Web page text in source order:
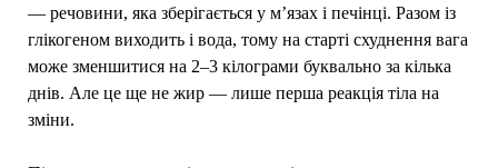
— речовини, яка зберігається у м’язах і печінці. Разом із
глікогеном виходить і вода, тому на старті схуднення вага
може зменшитися на 2–3 кілограми буквально за кілька
днів. Але це ще не жир — лише перша реакція тіла на
зміни.